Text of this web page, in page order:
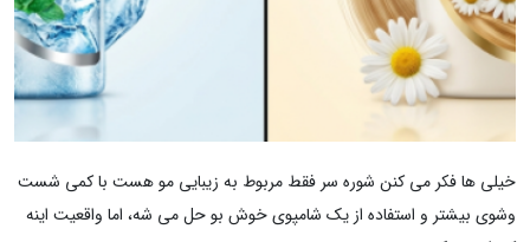
خیلی ها فکر می کنن شوره سر فقط مربوط به زیبایی مو هست با کمی شست
وشوی بیشتر و استفاده از یک شامپوی خوش بو حل می شه، اما واقعیت اینه